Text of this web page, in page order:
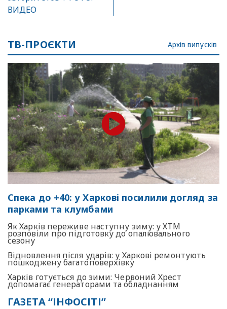
ВИДЕО
ТВ-ПРОЄКТИ Архів випусків
Спека до +40: у Харкові посилили догляд за
парками та клумбами
Як Харків переживе наступну зиму: у ХТМ
розповіли про підготовку до опалювального
сезону
Відновлення після ударів: у Харкові ремонтують
пошкоджену багатоповерхівку
Харків готується до зими: Червоний Хрест
допомагає генераторами та обладнанням
ГАЗЕТА “ІНФОСІТІ”